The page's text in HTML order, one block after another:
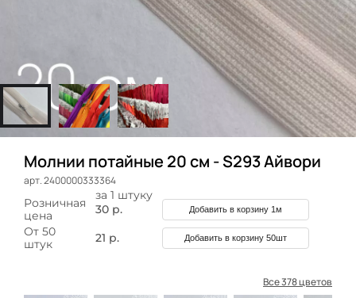
Молнии потайные 20 см - S293 Айвори
арт. 2400000333364
за 1 штуку
Розничная
цена
30 р. Добавить в корзину 1м
От 50
штук
21 р. Добавить в корзину 50шт
Все 378 цветов